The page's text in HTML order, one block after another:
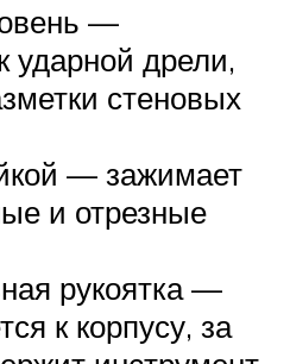
—
ударной дрели,
стеновых
— зажимает
и отрезные
рукоятка —
к корпусу, за